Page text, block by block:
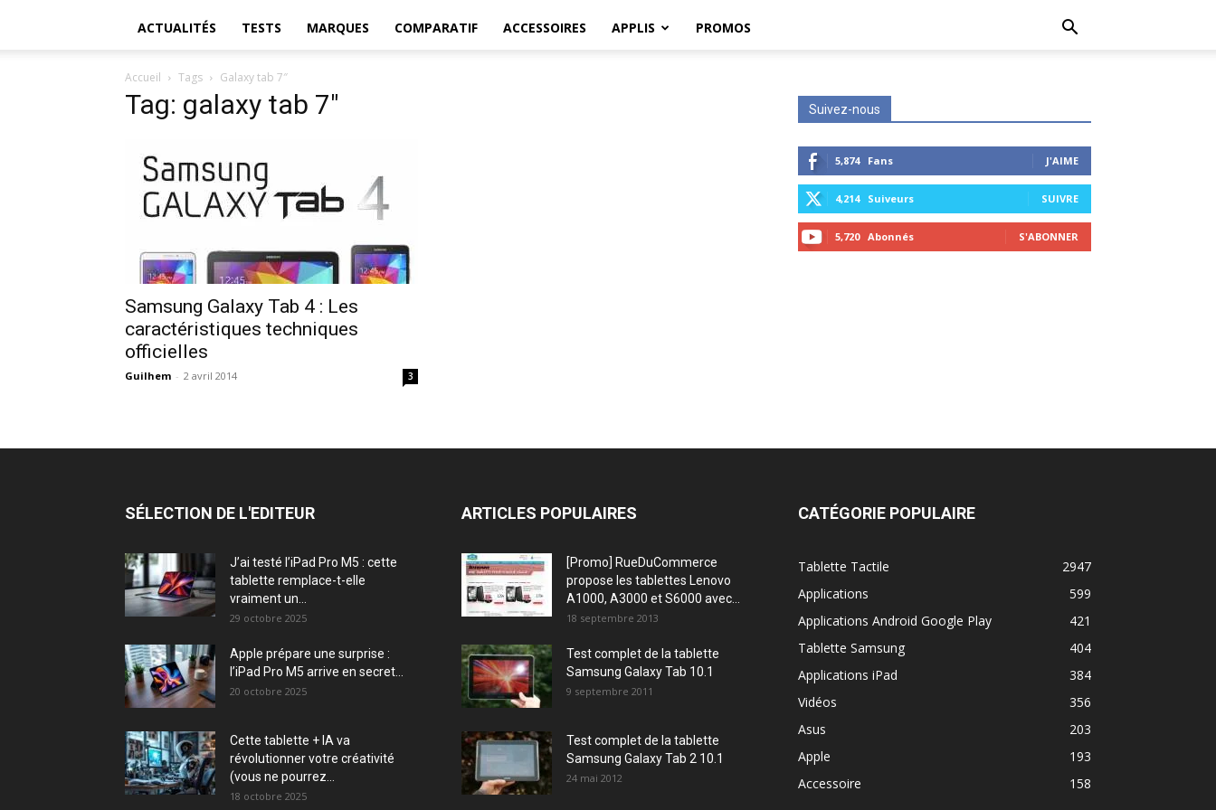
ACTUALITÉS TESTS MARQUES COMPARATIF ACCESSOIRES APPLIS PROMOS
Accueil Tags Galaxy tab 7″
Tag: galaxy tab 7″
Samsung Galaxy Tab 4 : Les
caractéristiques techniques
officielles
Guilhem - 2 avril 2014 3
Suivez-nous
5,874 Fans J'AIME
4,214 Suiveurs SUIVRE
5,720 Abonnés S'ABONNER
SÉLECTION DE L'EDITEUR
J’ai testé l’iPad Pro M5 : cette
tablette remplace-t-elle
vraiment un...
29 octobre 2025
Apple prépare une surprise :
l’iPad Pro M5 arrive en secret...
20 octobre 2025
Cette tablette + IA va
révolutionner votre créativité
(vous ne pourrez...
18 octobre 2025
ARTICLES POPULAIRES
[Promo] RueDuCommerce
propose les tablettes Lenovo
A1000, A3000 et S6000 avec...
18 septembre 2013
Test complet de la tablette
Samsung Galaxy Tab 10.1
9 septembre 2011
Test complet de la tablette
Samsung Galaxy Tab 2 10.1
24 mai 2012
CATÉGORIE POPULAIRE
Tablette Tactile
2947
Applications
599
Applications Android Google Play
421
Tablette Samsung
404
Applications iPad
384
Vidéos
356
Asus
203
Apple
193
Accessoire
158